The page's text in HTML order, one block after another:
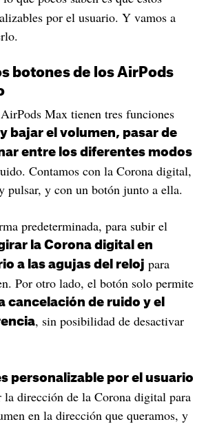
por el usuario. Y vamos a
botones de los AirPods
Max tienen tres funciones
bajar el volumen, pasar de
entre los diferentes modos
Contamos con la Corona digital,
pulsar, y con un botón junto a ella.
predeterminada, para subir el
la Corona digital en
a las agujas del reloj para
Por otro lado, el botón solo permite
cancelación de ruido y el
, sin posibilidad de desactivar
personalizable por el usuario
la dirección de la Corona digital para
en la dirección que queramos, y